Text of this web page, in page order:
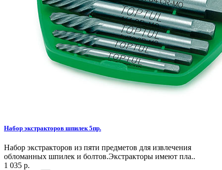
Набор экстракторов шпилек 5пр.
Набор экстракторов из пяти предметов для извлечения
обломанных шпилек и болтов.Экстракторы имеют пла..
1 035 р.